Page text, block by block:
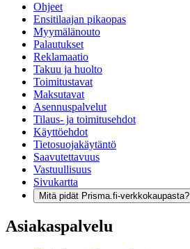
Ohjeet
Ensitilaajan pikaopas
Myymälänouto
Palautukset
Reklamaatio
Takuu ja huolto
Toimitustavat
Maksutavat
Asennuspalvelut
Tilaus- ja toimitusehdot
Käyttöehdot
Tietosuojakäytäntö
Saavutettavuus
Vastuullisuus
Sivukartta
Mitä pidät Prisma.fi-verkkokaupasta?
Asiakaspalvelu